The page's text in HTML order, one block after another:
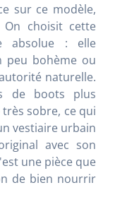
sur ce modèle,
choisit cette
absolue : elle
peu bohème ou
naturelle.
de boots plus
sobre, ce qui
vestiaire urbain
avec son
une pièce que
de bien nourrir